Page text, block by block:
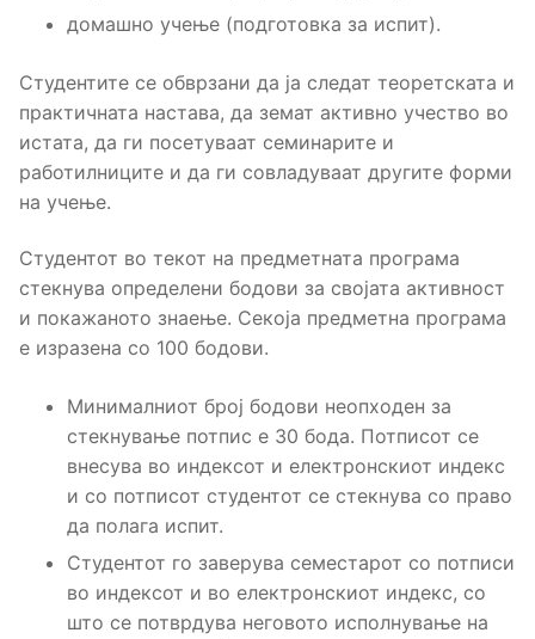
домашно учење (подготовка за испит).
Студентите се обврзани да ја следат теоретската и
практичната настава, да земат активно учество во
истата, да ги посетуваат семинарите и
работилниците и да ги совладуваат другите форми
на учење.
Студентот во текот на предметната програма
стекнува определени бодови за својата активност
и покажаното знаење. Секоја предметна програма
е изразена со 100 бодови.
Минималниот број бодови неопходен за
стекнување потпис е 30 бода. Потписот се
внесува во индексот и електронскиот индекс
и со потписот студентот се стекнува со право
да полага испит.
Студентот го заверува семестарот со потписи
во индексот и во електронскиот индекс, со
што се потврдува неговото исполнување на